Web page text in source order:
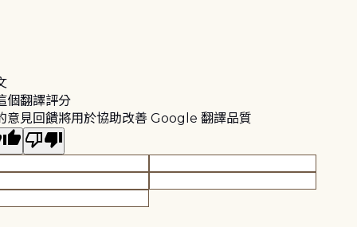
個翻譯評分
意見回饋將用於協助改善 Google 翻譯品質